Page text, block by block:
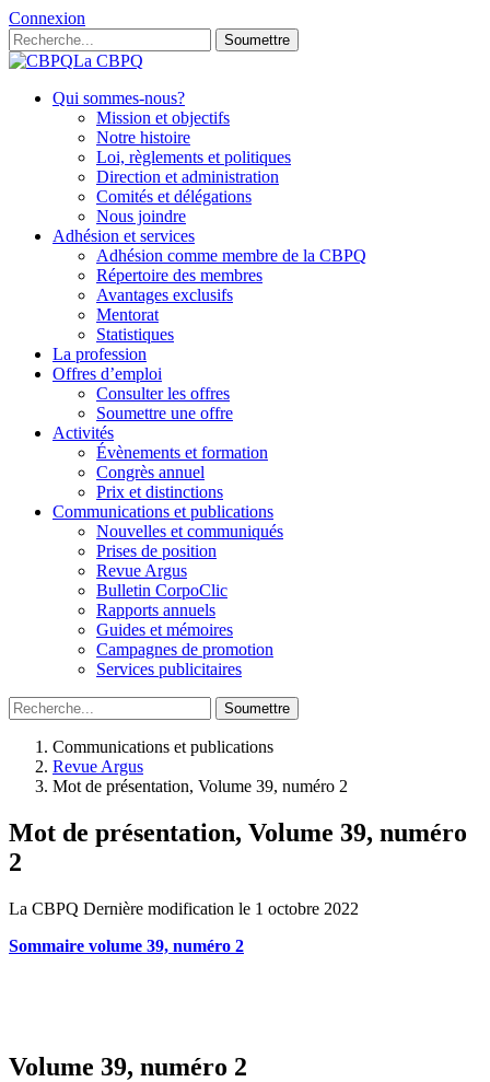
Connexion
Soumettre
La CBPQ
Qui sommes-nous?
Mission et objectifs
Notre histoire
Loi, règlements et politiques
Direction et administration
Comités et délégations
Nous joindre
Adhésion et services
Adhésion comme membre de la CBPQ
Répertoire des membres
Avantages exclusifs
Mentorat
Statistiques
La profession
Offres d’emploi
Consulter les offres
Soumettre une offre
Activités
Évènements et formation
Congrès annuel
Prix et distinctions
Communications et publications
Nouvelles et communiqués
Prises de position
Revue Argus
Bulletin CorpoClic
Rapports annuels
Guides et mémoires
Campagnes de promotion
Services publicitaires
Soumettre
Communications et publications
Revue Argus
Mot de présentation, Volume 39, numéro 2
Mot de présentation, Volume 39, numéro
2
La CBPQ Dernière modification le 1 octobre 2022
Sommaire volume 39, numéro 2
Volume 39, numéro 2